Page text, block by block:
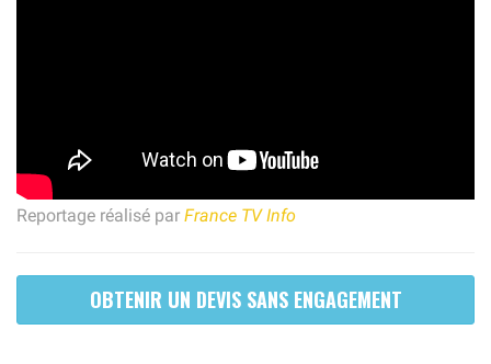
Reportage réalisé par France TV Info
OBTENIR UN DEVIS SANS ENGAGEMENT